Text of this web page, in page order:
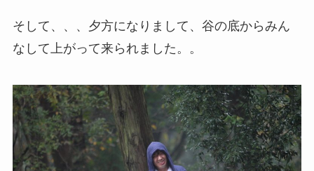
そして、、、夕方になりまして、谷の底からみん
なして上がって来られました。。